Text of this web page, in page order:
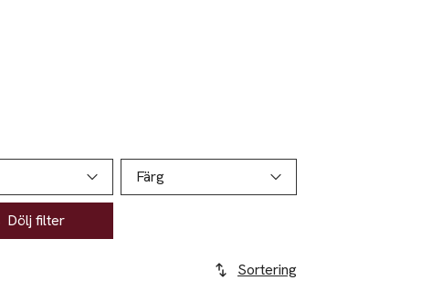
Färg
Dölj filter
Sortering